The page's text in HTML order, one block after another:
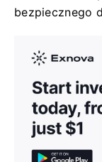
bezpiecznego